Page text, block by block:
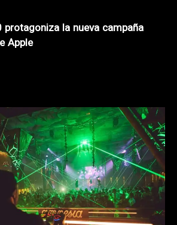
la nueva campaña
Apple